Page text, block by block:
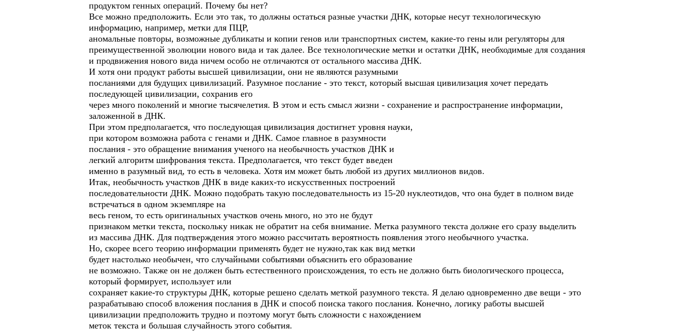
продуктом генных операций. Почему бы нет?
Все можно предположить. Если это так, то должны остаться разные участки ДНК, которые несут технологическую
информацию, например, метки для ПЦР,
аномальные повторы, возможные дубликаты и копии генов или транспортных систем, какие-то гены или регуляторы для
преимущественной эволюции нового вида и так далее. Все технологические метки и остатки ДНК, необходимые для создания
и продвижения нового вида ничем особо не отличаются от остального массива ДНК.
И хотя они продукт работы высшей цивилизации, они не являются разумными
посланиями для будущих цивилизаций. Разумное послание - это текст, который высшая цивилизация хочет передать
последующей цивилизации, сохранив его
через много поколений и многие тысячелетия. В этом и есть смысл жизни - сохранение и распространение информации,
заложенной в ДНК.
При этом предполагается, что последующая цивилизация достигнет уровня науки,
при котором возможна работа с генами и ДНК. Самое главное в разумности
послания - это обращение внимания ученого на необычность участков ДНК и
легкий алгоритм шифрования текста. Предполагается, что текст будет введен
именно в разумный вид, то есть в человека. Хотя им может быть любой из других миллионов видов.
Итак, необычность участков ДНК в виде каких-то искусственных построений
последовательности ДНК. Можно подобрать такую последовательность из 15-20 нуклеотидов, что она будет в полном виде
встречаться в одном экземпляре на
весь геном, то есть оригинальных участков очень много, но это не будут
признаком метки текста, поскольку никак не обратит на себя внимание. Метка разумного текста должне его сразу выделить
из массива ДНК. Для подтверждения этого можно рассчитать вероятность появления этого необычного участка.
Но, скорее всего теорию информации применять будет не нужно,так как вид метки
будет настолько необычен, что случайными событиями объяснить его образование
не возможно. Также он не должен быть естественного происхождения, то есть не должно быть биологического процесса,
который формирует, использует или
сохраняет какие-то структуры ДНК, которые решено сделать меткой разумного текста. Я делаю одновременно две вещи - это
разрабатываю способ вложения послания в ДНК и способ поиска такого послания. Конечно, логику работы высшей
цивилизации предположить трудно и поэтому могут быть сложности с нахождением
меток текста и большая случайность этого события.